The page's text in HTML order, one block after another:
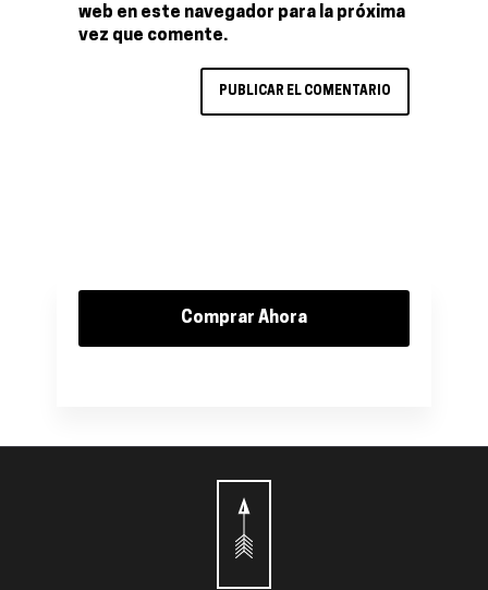
web en este navegador para la próxima
vez que comente.
Comprar Ahora